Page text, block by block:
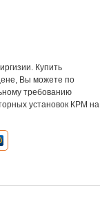
Купить
Вы можете по
требованию
установок КРМ на